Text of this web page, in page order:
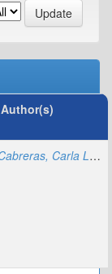
Author(s)
Rosales Cabreras, Carla Lissette